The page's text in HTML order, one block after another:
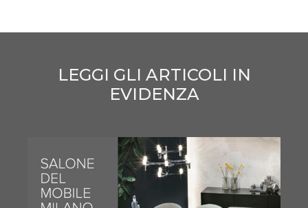
LEGGI GLI ARTICOLI IN
EVIDENZA